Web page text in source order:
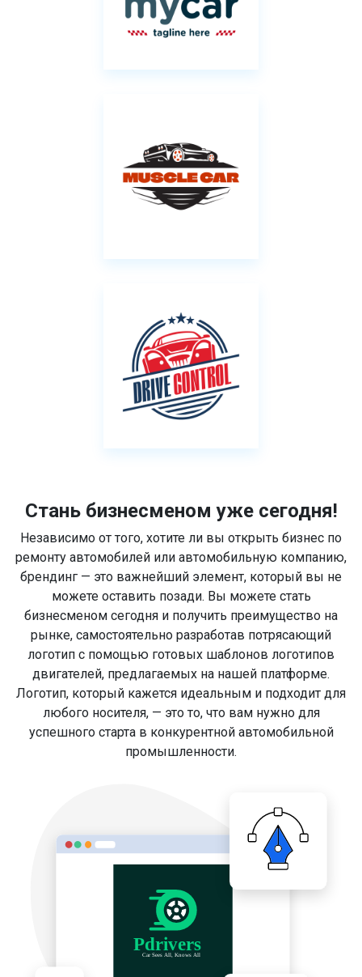
Стань бизнесменом уже сегодня!
Независимо от того, хотите ли вы открыть бизнес по
ремонту автомобилей или автомобильную компанию,
брендинг — это важнейший элемент, который вы не
можете оставить позади. Вы можете стать
бизнесменом сегодня и получить преимущество на
рынке, самостоятельно разработав потрясающий
логотип с помощью готовых шаблонов логотипов
двигателей, предлагаемых на нашей платформе.
Логотип, который кажется идеальным и подходит для
любого носителя, — это то, что вам нужно для
успешного старта в конкурентной автомобильной
промышленности.